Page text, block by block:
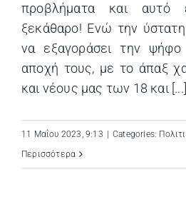
προβλήματα και αυτό
ξεκάθαρο! Ενώ την
να εξαγοράσει την
αποχή τους, με το άπαξ
και νέους μας των 18 και [...]
11 Μαΐου 2023, 9:13 | Categories:
Περισσότερα